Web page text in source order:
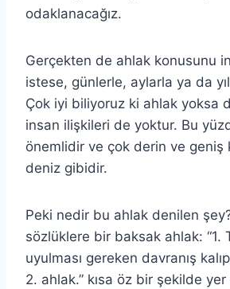
odaklanacağız.
Gerçekten de ahlak konusunu
istese, günlerle, aylarla ya da
Çok iyi biliyoruz ki ahlak yoksa
insan ilişkileri de yoktur. Bu
önemlidir ve çok derin ve geniş
deniz gibidir.
Peki nedir bu ahlak denilen
sözlüklere bir baksak ahlak: “1.
uyulması gereken davranış
2. ahlak.” kısa öz bir şekilde yer